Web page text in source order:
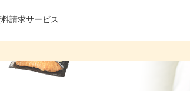
請求サービス